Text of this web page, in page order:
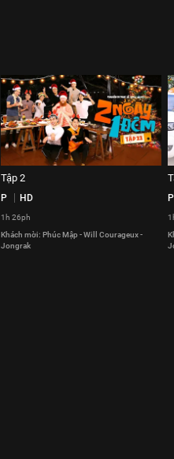
Tập 2
P HD
1h 26ph
Khách mời: Phúc Mập - Will Courageux -
Jongrak
P